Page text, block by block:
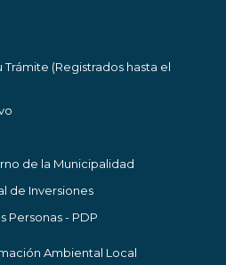
(Registrados hasta el
de la Municipalidad
de Inversiones
Personas - PDP
Ambiental Local